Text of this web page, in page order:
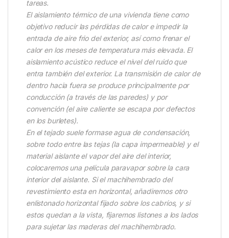
tareas.
El aislamiento térmico de una vivienda tiene como
objetivo reducir las pérdidas de calor e impedir la
entrada de aire frio del exterior, así como frenar el
calor en los meses de temperatura más elevada. El
aislamiento acústico reduce el nivel del ruido que
entra también del exterior. La transmisión de calor de
dentro hacia fuera se produce principalmente por
conducción (a través de las paredes) y por
convención (el aire caliente se escapa por defectos
en los burletes).
En el tejado suele formase agua de condensación,
sobre todo entre las tejas (la capa impermeable) y el
material aislante el vapor del aire del interior,
colocaremos una película paravapor sobre la cara
interior del aislante. Si el machihembrado del
revestimiento esta en horizontal, añadiremos otro
enlistonado horizontal fijado sobre los cabríos, y si
estos quedan a la vista, fijaremos listones a los lados
para sujetar las maderas del machihembrado.